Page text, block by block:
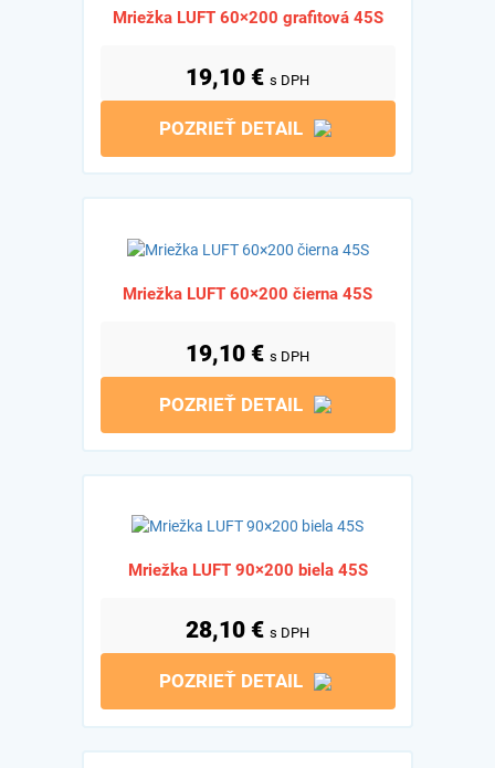
Mriežka LUFT 60×200 grafitová 45S
19,10 € s DPH
POZRIEŤ DETAIL
Mriežka LUFT 60×200 čierna 45S
19,10 € s DPH
POZRIEŤ DETAIL
Mriežka LUFT 90×200 biela 45S
28,10 € s DPH
POZRIEŤ DETAIL